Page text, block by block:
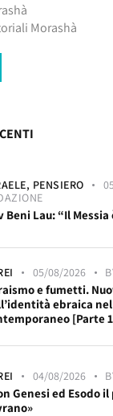
Morashà
PENSIERO
Beni Lau: “Il
05/08/2026
e fumetti.
ebraica
[Parte
04/08/2026
Genesi ed Esodo